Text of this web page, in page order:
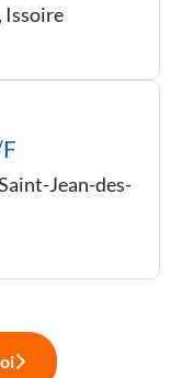
Issoire
Jean-des-